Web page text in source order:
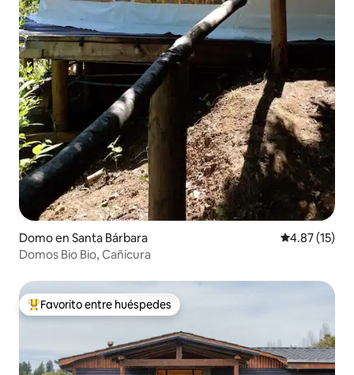
Domo en Santa Bárbara Calificación
4.87 (15)
Domos Bio Bio, Cañicura
Favorito entre huéspedes preferido
Favorito entre huéspedes